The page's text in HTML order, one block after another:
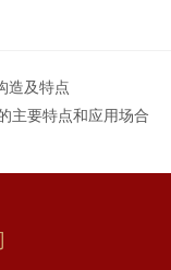
造及特点
主要特点和应用场合